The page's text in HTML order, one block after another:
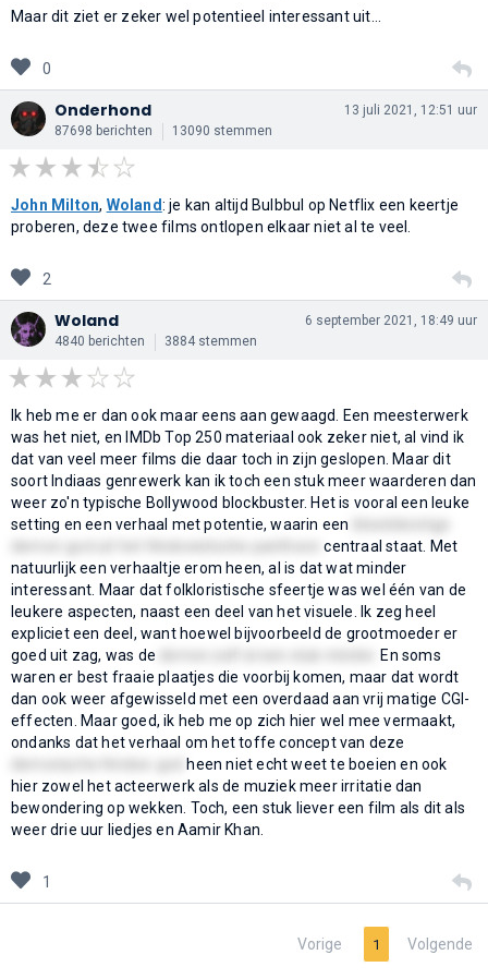
Maar dit ziet er zeker wel potentieel interessant uit...
0
Onderhond
87698 berichten 13090 stemmen
13 juli 2021, 12:51 uur
John Milton, Woland: je kan altijd Bulbbul op Netflix een keertje
proberen, deze twee films ontlopen elkaar niet al te veel.
2
Woland
4840 berichten 3884 stemmen
6 september 2021, 18:49 uur
Ik heb me er dan ook maar eens aan gewaagd. Een meesterwerk
was het niet, en IMDb Top 250 materiaal ook zeker niet, al vind ik
dat van veel meer films die daar toch in zijn geslopen. Maar dit
soort Indiaas genrewerk kan ik toch een stuk meer waarderen dan
weer zo'n typische Bollywood blockbuster. Het is vooral een leuke
setting en een verhaal met potentie, waarin een
centraal staat. Met
natuurlijk een verhaaltje erom heen, al is dat wat minder
interessant. Maar dat folkloristische sfeertje was wel één van de
leukere aspecten, naast een deel van het visuele. Ik zeg heel
expliciet een deel, want hoewel bijvoorbeeld de grootmoeder er
goed uit zag, was de
En soms
waren er best fraaie plaatjes die voorbij komen, maar dat wordt
dan ook weer afgewisseld met een overdaad aan vrij matige CGI-
effecten. Maar goed, ik heb me op zich hier wel mee vermaakt,
ondanks dat het verhaal om het toffe concept van deze
heen niet echt weet te boeien en ook
hier zowel het acteerwerk als de muziek meer irritatie dan
bewondering op wekken. Toch, een stuk liever een film als dit als
weer drie uur liedjes en Aamir Khan.
1
Vorige 1 Volgende